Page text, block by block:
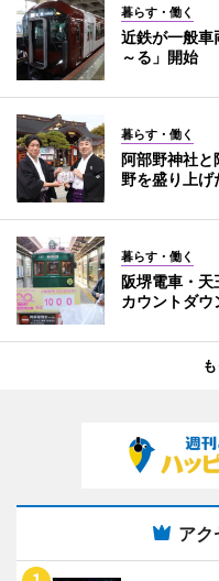
暮らす・働く
近鉄が一般車
～る」開始
暮らす・働く
阿部野神社
野を盛り上げ
暮らす・働く
阪堺電車・
カウントダウ
アク